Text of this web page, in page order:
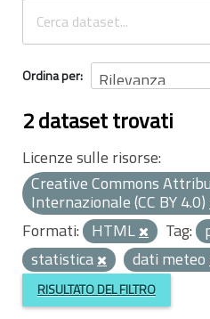
INFORMAZIONI
Ordina per
2 dataset trovati
Licenze sulle risorse:
Creative Commons
Internazionale (CC BY 4.0)
Formati: HTML Tag:
statistica
dati meteo
RISULTATO DEL FILTRO